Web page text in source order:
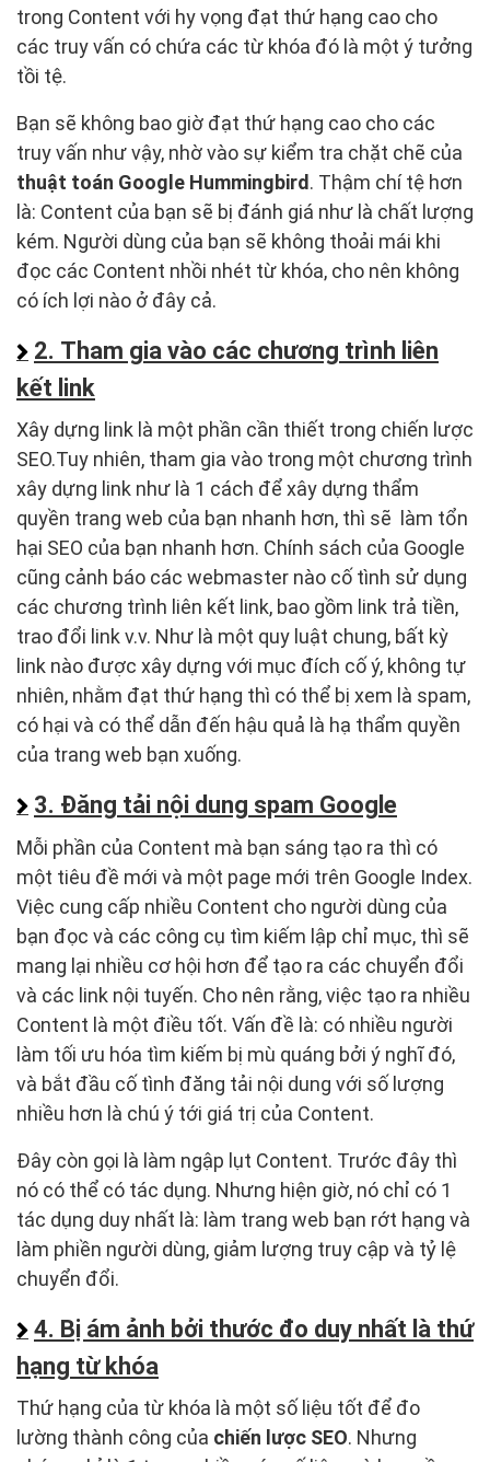
trong Content với hy vọng đạt thứ hạng cao cho
các truy vấn có chứa các từ khóa đó là một ý tưởng
tồi tệ.
Bạn sẽ không bao giờ đạt thứ hạng cao cho các
truy vấn như vậy, nhờ vào sự kiểm tra chặt chẽ của
thuật toán Google Hummingbird. Thậm chí tệ hơn
là: Content của bạn sẽ bị đánh giá như là chất lượng
kém. Người dùng của bạn sẽ không thoải mái khi
đọc các Content nhồi nhét từ khóa, cho nên không
có ích lợi nào ở đây cả.
2. Tham gia vào các chương trình liên
kết link
Xây dựng link là một phần cần thiết trong chiến lược
SEO.Tuy nhiên, tham gia vào trong một chương trình
xây dựng link như là 1 cách để xây dựng thẩm
quyền trang web của bạn nhanh hơn, thì sẽ làm tổn
hại SEO của bạn nhanh hơn. Chính sách của Google
cũng cảnh báo các webmaster nào cố tình sử dụng
các chương trình liên kết link, bao gồm link trả tiền,
trao đổi link v.v. Như là một quy luật chung, bất kỳ
link nào được xây dựng với mục đích cố ý, không tự
nhiên, nhằm đạt thứ hạng thì có thể bị xem là spam,
có hại và có thể dẫn đến hậu quả là hạ thẩm quyền
của trang web bạn xuống.
3. Đăng tải nội dung spam Google
Mỗi phần của Content mà bạn sáng tạo ra thì có
một tiêu đề mới và một page mới trên Google Index.
Việc cung cấp nhiều Content cho người dùng của
bạn đọc và các công cụ tìm kiếm lập chỉ mục, thì sẽ
mang lại nhiều cơ hội hơn để tạo ra các chuyển đổi
và các link nội tuyến. Cho nên rằng, việc tạo ra nhiều
Content là một điều tốt. Vấn đề là: có nhiều người
làm tối ưu hóa tìm kiếm bị mù quáng bởi ý nghĩ đó,
và bắt đầu cố tình đăng tải nội dung với số lượng
nhiều hơn là chú ý tới giá trị của Content.
Đây còn gọi là làm ngập lụt Content. Trước đây thì
nó có thể có tác dụng. Nhưng hiện giờ, nó chỉ có 1
tác dụng duy nhất là: làm trang web bạn rớt hạng và
làm phiền người dùng, giảm lượng truy cập và tỷ lệ
chuyển đổi.
4. Bị ám ảnh bởi thước đo duy nhất là thứ
hạng từ khóa
Thứ hạng của từ khóa là một số liệu tốt để đo
lường thành công của chiến lược SEO. Nhưng